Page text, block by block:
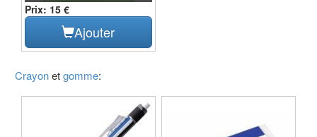
Prix: 15 €
Ajouter
Crayonetgomme: